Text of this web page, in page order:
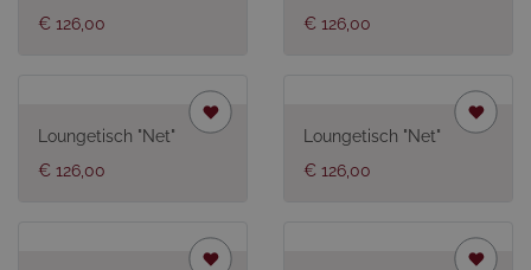
€ 126,00
€ 126,00
Loungetisch "Net"
€ 126,00
Loungetisch "Net"
€ 126,00